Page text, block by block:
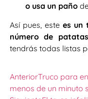
o usa un paño
Así pues, este es un
número de patatas
tendrás todas listas
AnteriorTruco para
menos de un minuto